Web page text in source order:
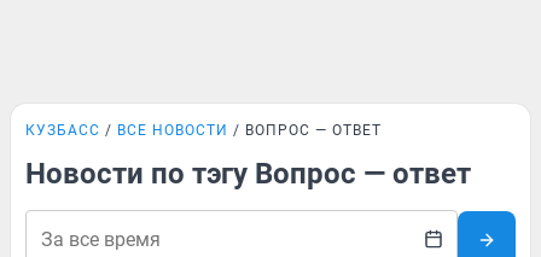
КУЗБАСС ВСЕ НОВОСТИ ВОПРОС — ОТВЕТ
Новости по тэгу Вопрос — ответ